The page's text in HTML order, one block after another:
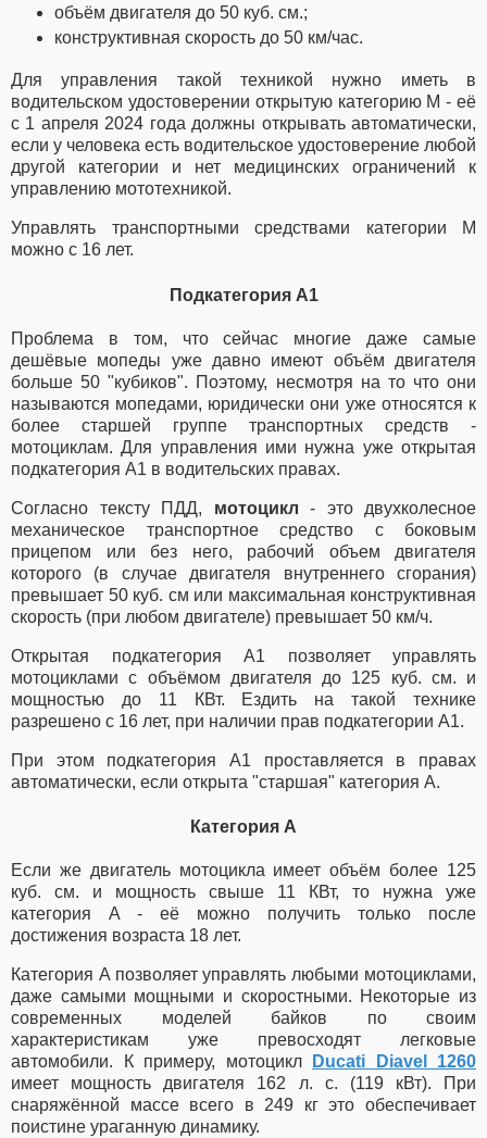
объём двигателя до 50 куб. см.;
конструктивная скорость до 50 км/час.
Для управления такой техникой нужно иметь в
водительском удостоверении открытую категорию M - её
с 1 апреля 2024 года должны открывать автоматически,
если у человека есть водительское удостоверение любой
другой категории и нет медицинских ограничений к
управлению мототехникой.
Управлять транспортными средствами категории M
можно с 16 лет.
Подкатегория A1
Проблема в том, что сейчас многие даже самые
дешёвые мопеды уже давно имеют объём двигателя
больше 50 "кубиков". Поэтому, несмотря на то что они
называются мопедами, юридически они уже относятся к
более старшей группе транспортных средств -
мотоциклам. Для управления ими нужна уже открытая
подкатегория A1 в водительских правах.
Согласно тексту ПДД, мотоцикл - это двухколесное
механическое транспортное средство с боковым
прицепом или без него, рабочий объем двигателя
которого (в случае двигателя внутреннего сгорания)
превышает 50 куб. см или максимальная конструктивная
скорость (при любом двигателе) превышает 50 км/ч.
Открытая подкатегория A1 позволяет управлять
мотоциклами с объёмом двигателя до 125 куб. см. и
мощностью до 11 КВт. Ездить на такой технике
разрешено с 16 лет, при наличии прав подкатегории A1.
При этом подкатегория A1 проставляется в правах
автоматически, если открыта "старшая" категория A.
Категория A
Если же двигатель мотоцикла имеет объём более 125
куб. см. и мощность свыше 11 КВт, то нужна уже
категория A - её можно получить только после
достижения возраста 18 лет.
Категория A позволяет управлять любыми мотоциклами,
даже самыми мощными и скоростными. Некоторые из
современных моделей байков по своим
характеристикам уже превосходят легковые
автомобили. К примеру, мотоцикл
Ducati Diavel 1260
имеет мощность двигателя 162 л. с. (119 кВт). При
снаряжённой массе всего в 249 кг это обеспечивает
поистине ураганную динамику.